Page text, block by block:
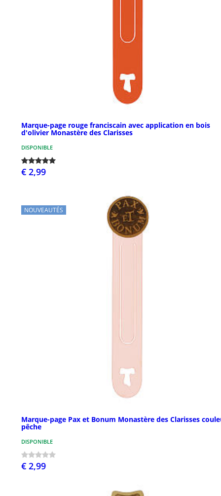
Marque-page rouge franciscain avec application en bois
d'olivier Monastère des Clarisses
DISPONIBLE
€ 2,99
NOUVEAUTÉS
Marque-page Pax et Bonum Monastère des Clarisses
pêche
DISPONIBLE
€ 2,99